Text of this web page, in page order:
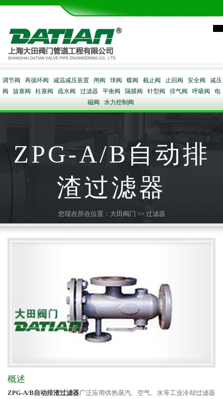
调节阀 再循环阀 减温减压装置 闸阀 球阀 蝶阀 截止阀 止回阀 安全阀
减压
阀
旋塞阀 柱塞阀 疏水阀 过滤器 平衡阀 隔膜阀 针型阀 排气阀 呼吸阀
电
磁阀
水力控制阀
ZPG-A/B自动排
渣过滤器
您现在所在位置： 大田阀门 >> 过滤器
概述
ZPG-A/B自动排渣过滤器广泛应用供热蒸汽、空气、水等工业冷却过滤器